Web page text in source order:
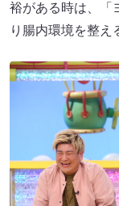
裕がある時は、「
り腸内環境を整え